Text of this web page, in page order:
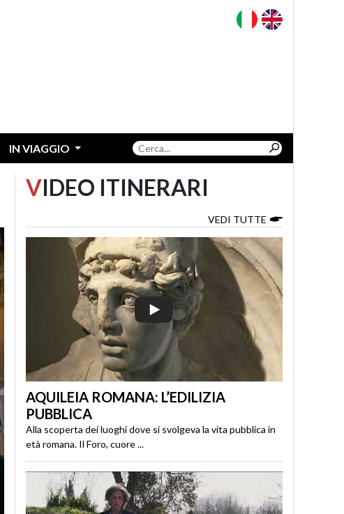
IN VIAGGIO
VIDEO ITINERARI
VEDI TUTTE
AQUILEIA ROMANA: L’EDILIZIA
PUBBLICA
Alla scoperta dei luoghi dove si svolgeva la vita pubblica in
età romana. Il Foro, cuore ...